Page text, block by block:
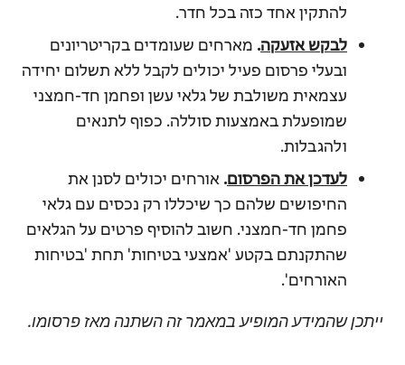
להתקין אחד כזה בכל חדר.
לבקש אזעקה. מארחים שעומדים בקריטריונים
ובעלי פרסום פעיל יכולים לקבל ללא תשלום יחידה
עצמאית משולבת של גלאי עשן ופחמן חד-חמצני
שמופעלת באמצעות סוללה. כפוף לתנאים
ולהגבלות.
לעדכן את הפרסום. אורחים יכולים לסנן את
החיפושים שלהם כך שיכללו רק נכסים עם גלאי
פחמן חד-חמצני. חשוב להוסיף פרטים על הגלאים
שהתקנתם בקטע 'אמצעי בטיחות' תחת 'בטיחות
האורחים'.
ייתכן שהמידע המופיע במאמר זה השתנה מאז פרסומו.